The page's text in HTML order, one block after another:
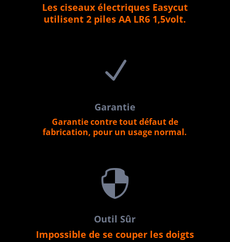
Les ciseaux électriques Easycut
utilisent 2 piles AA LR6 1,5volt.
N
Garantie
Garantie contre tout défaut de
fabrication, pour un usage normal.

Outil Sûr
Impossible de se couper les doigts